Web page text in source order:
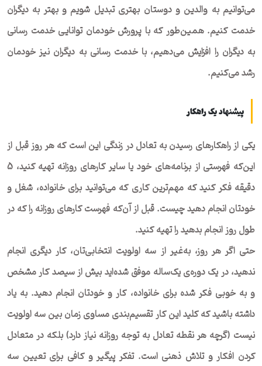
می‌توانیم به والدین و دوستان بهتری تبدیل شویم و بهتر به دیگران
خدمت کنیم. همین‌طور که با پرورش خودمان توانایی خدمت رسانی
به دیگران را افزایش می‌دهیم، با خدمت رسانی به دیگران نیز خودمان
رشد می‌کنیم.
پیشنهاد یک راهکار
یکی از راهکارهای رسیدن به تعادل در زندگی این است که هر روز قبل از
این‌که فهرستی از برنامه‌های خود یا سایر کارهای روزانه تهیه کنید، 5
دقیقه فکر کنید که مهم‌ترین کاری که می‌توانید برای خانواده، شغل و
خودتان انجام دهید چیست. قبل از آن‌که فهرست کارهای روزانه را که در
طول روز انجام بدهید را تهیه کنید.
حتی اگر هر روز، به‌غیر از سه اولویت انتخابی‌تان، کار دیگری انجام
ندهید، در یک دوره‌ی یک‌ساله موفق شده‌اید بیش از سیصد کار مشخص
و به خوبی فکر شده برای خانواده، کار و خودتان انجام دهید. به یاد
داشته باشید که کلید این کار تقسیم‌بندی مساوی زمان بین سه اولویت
نیست (گرچه هر نقطه تعادل به توجه روزانه نیاز دارد) بلکه در متعادل
کردن افکار و تلاش ذهنی است. تفکر پیگیر و کافی برای تعیین سه